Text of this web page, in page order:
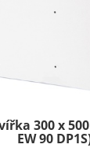
300 x 500
EW 90